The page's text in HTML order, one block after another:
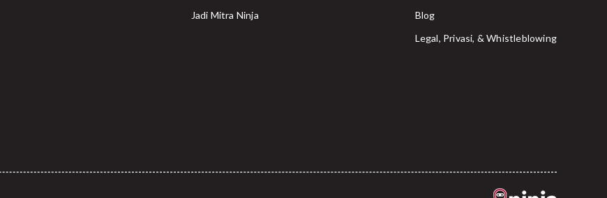
Jadi Mitra Ninja
Blog
Legal, Privasi, & Whistleblowing